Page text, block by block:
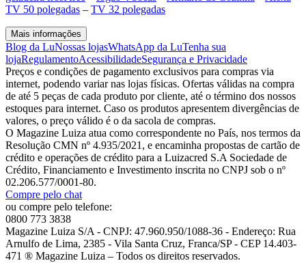
TV 50 polegadas – TV 32 polegadas
Mais informações
Blog da LuNossas lojasWhatsApp da LuTenha sua
lojaRegulamentoAcessibilidadeSegurança e Privacidade
Preços e condições de pagamento exclusivos para compras via
internet, podendo variar nas lojas físicas. Ofertas válidas na compra
de até 5 peças de cada produto por cliente, até o término dos nossos
estoques para internet. Caso os produtos apresentem divergências de
valores, o preço válido é o da sacola de compras.
O Magazine Luiza atua como correspondente no País, nos termos da
Resolução CMN nº 4.935/2021, e encaminha propostas de cartão de
crédito e operações de crédito para a Luizacred S.A Sociedade de
Crédito, Financiamento e Investimento inscrita no CNPJ sob o nº
02.206.577/0001-80.
Compre pelo chat
ou compre pelo telefone:
0800 773 3838
Magazine Luiza S/A - CNPJ: 47.960.950/1088-36 - Endereço: Rua
Arnulfo de Lima, 2385 - Vila Santa Cruz, Franca/SP - CEP 14.403-
471 ® Magazine Luiza – Todos os direitos reservados.